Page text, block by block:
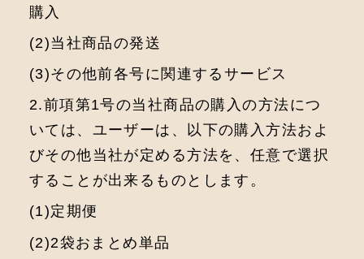
購入
(2)当社商品の発送
(3)その他前各号に関連するサービス
2.前項第1号の当社商品の購入の方法につ
いては、ユーザーは、以下の購入方法およ
びその他当社が定める方法を、任意で選択
することが出来るものとします。
(1)定期便
(2)2袋おまとめ単品